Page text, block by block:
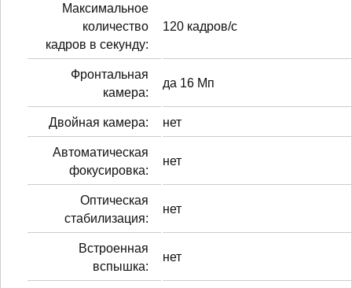
Максимальное
количество
кадров в секунду:
120 кадров/с
Фронтальная
камера:
да 16 Мп
Двойная камера: нет
Автоматическая
фокусировка:
нет
Оптическая
стабилизация:
нет
Встроенная
вспышка:
нет